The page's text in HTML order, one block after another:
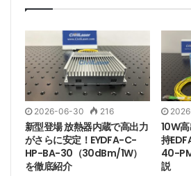
ムパラメータ積（BPP）は類似製
荷保護回路により、耐用年数を効
動作を保証します。このデバイス
マルチプロトコル通信インターフ
USB、Ethernetなど）をサポート
産ラインや実験装置への統合が容
長寿命、低メンテナンスコストを
リーズは、産業製造、科学研究イ
器にとって理想的な選択肢となって
2026-06-30 216
新型登場 放熱器内蔵で高出力
がさらに安定！EYDFA-C-
HP-BA-30（30dBm/1W）
を徹底紹介
10W
持
40-
説